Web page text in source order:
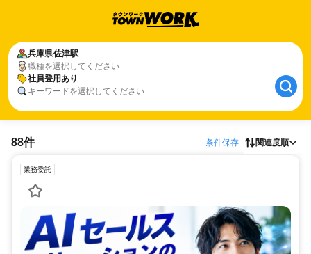
兵庫県佐津駅
職種を選択してください
社員登用あり
キーワードを選択してください
88件 条件保存 関連度順
業務委託